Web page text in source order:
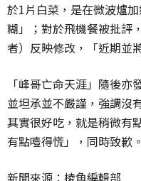
於1片白菜，是在微波爐
糊」；對於飛機餐被批評
者）反映修改，「近期並
「峰哥亡命天涯」隨後亦
並坦承並不嚴謹，強調沒
其實很好吃，就是稍微有
有點噎得慌」，同時致歉。